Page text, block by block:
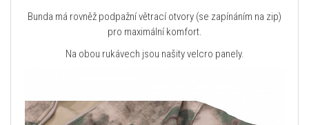
Bunda má rovněž podpažní větrací otvory (se zapínáním na zip)
pro maximální komfort.
Na obou rukávech jsou našity velcro panely.